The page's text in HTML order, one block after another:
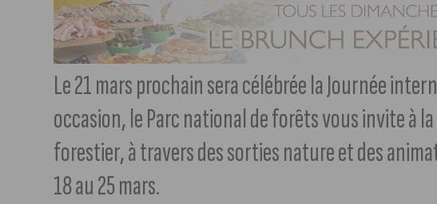
Le 21 mars prochain sera célébrée la Journée
occasion, le Parc national de forêts vous invite à
forestier, à travers des sorties nature et des
18 au 25 mars.